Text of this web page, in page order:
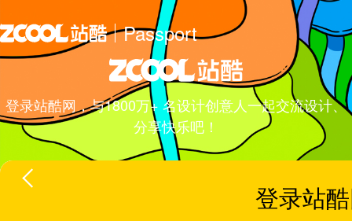
Passport
登录站酷网，与1800万+ 名设计创意人一起交流设计、
分享快乐吧！